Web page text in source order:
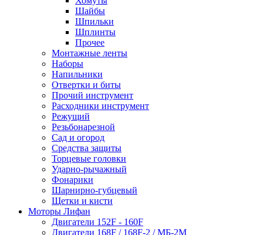
Шайбы
Шпильки
Шплинты
Прочее
Монтажные ленты
Наборы
Напильники
Отвертки и биты
Прочий инструмент
Расходники инструмент
Режущий
Резьбонарезной
Сад и огород
Средства защиты
Торцевые головки
Ударно-рычажный
Фонарики
Шарнирно-губцевый
Щетки и кисти
Моторы Лифан
Двигатели 152F - 160F
Двигатели 168F / 168F-2 / МБ-2М